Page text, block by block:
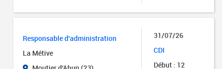
Responsable d'administration
La Métive
31/07/26
CDI
Début : 12